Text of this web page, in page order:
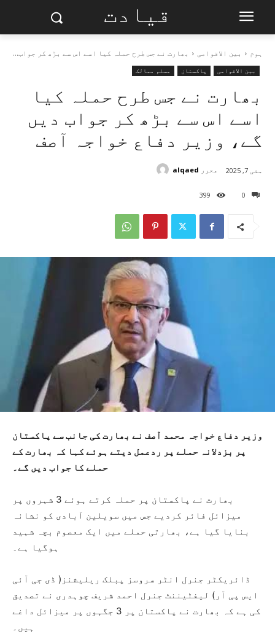
قیادت
ہوم بین الاقوامی بھارت نے جس طرح حملہ کیا اسے اس سے بڑھ کر جواب...
بین الاقوامی پاکستان مسلم ممالک
بھارت نے جس طرح حملہ کیا
اسے اس سے بڑھ کر جواب دیں
گے، وزیر دفاع خواجہ آصف
0
399
مئی 7, 2025 محرر alqaed
وزیر دفاع خواجہ محمد آصف نے بھارت کی جانب سے پاکستان
پر بزدلانہ حملے پر ردعمل دیتے ہوئے کہا کہ بھارت کے
حملے کا جواب دیں گے۔
بھارت نے پاکستان پر حملہ کرتے ہوئے 3 شہروں پر
میزائل فائر کردیے جس میں سویلین آبادی کو نشانہ
بنایا گیا ہے، بھارتی حملے میں ایک معصوم بچہ شہید
ہوگیا ہے۔
ڈائریکٹر جنرل انٹر سروسز پبلک ریلیشنز( ڈی جی آئی
ایس پی آر) لیفٹیننٹ جنرل احمد شریف چوہدری نے تصدیق
کی ہے کہ بھارت نے پاکستان پر 3 جگہوں پر میزائل داغے
ہیں۔